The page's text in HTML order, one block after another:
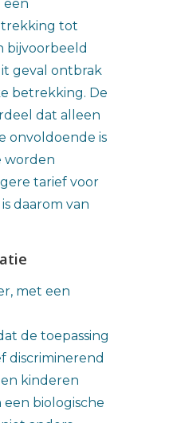
een
tot
bijvoorbeeld
geval ontbrak
betrekking. De
dat alleen
onvoldoende is
worden
tarief voor
daarom van
met een
de toepassing
discriminerend
kinderen
biologische